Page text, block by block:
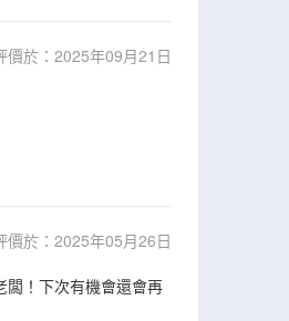
價於：2025年09月21日
價於：2025年05月26日
闆！下次有機會還會再